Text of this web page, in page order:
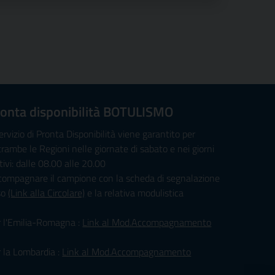
disponibilità BOTULISMO
di Pronta Disponibilità viene garantito per
le Regioni nelle giornate di sabato e nei giorni
dalle 08.00 alle 20.00
il campione con la scheda di segnalazione
(Link alla Circolare) e la relativa modulistica
l'Emilia-Romagna : Link al Mod.Accompagnamento
la Lombardia : Link al Mod.Accompagnamento